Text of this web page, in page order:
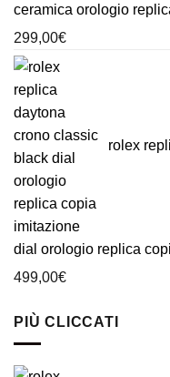
ceramica orologio
299,00€
rolex
dial orologio replica
499,00€
PIÙ CLICCATI